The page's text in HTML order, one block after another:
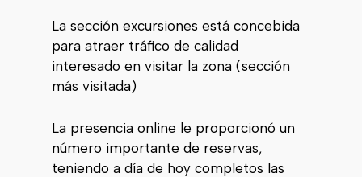
La sección excursiones está concebida
para atraer tráfico de calidad
interesado en visitar la zona (sección
más visitada)
La presencia online le proporcionó un
número importante de reservas,
teniendo a día de hoy completos las